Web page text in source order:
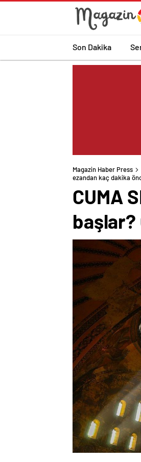
Son Dakika
Magazin Haber Press
ezandan kaç dakika
CUMA
başlar?